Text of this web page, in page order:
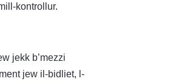
kontrollur.
jekk b’mezzi
jew il-bidliet, l-